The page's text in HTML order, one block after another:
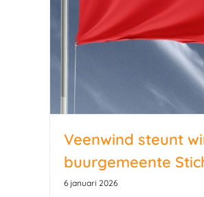
Veenwind steunt
buurgemeente
6 januari 2026